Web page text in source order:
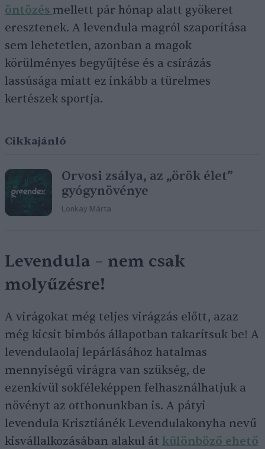
öntözés mellett pár hónap alatt gyökeret
eresztenek. A levendula magról szaporítása
sem lehetetlen, azonban a magok
körülményes begyűjtése és a csírázás
lassúsága miatt ez inkább a türelmes
kertészek sportja.
Cikkajánló
Orvosi zsálya, az „örök élet”
gyógynövénye
Lonkay Márta
Levendula – nem csak
molyűzésre!
A virágokat még teljes virágzás előtt, azaz
még kicsit bimbós állapotban takarítsuk be! A
levendulaolaj lepárlásához hatalmas
mennyiségű virágra van szükség, de
ezenkívül sokféleképpen felhasználhatjuk a
növényt az otthonunkban is. A pátyi
levendula Krisztiánék Levendulakonyha nevű
kisvállalkozásában alakul át különböző ehető